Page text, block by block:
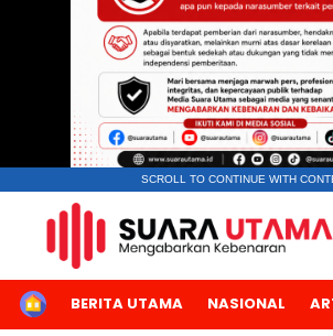
SCROLL TO CONTINUE WITH
HOMEBERITA UTAMA NASIONAL